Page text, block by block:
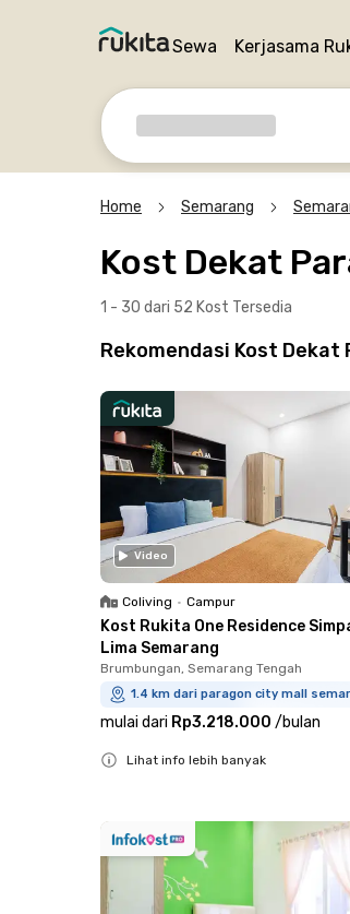
Sewa Kerjasama
Home Semarang
Kost Dekat
1 - 30 dari 52 Kost Tersedia
Rekomendasi Kost
Video
Coliving • Campur
Kost Rukita One Residence
Lima Semarang
Brumbungan, Semarang Tengah
1.4 km dari paragon city mall
mulai dari Rp3.218.000 /bulan
Lihat info lebih banyak